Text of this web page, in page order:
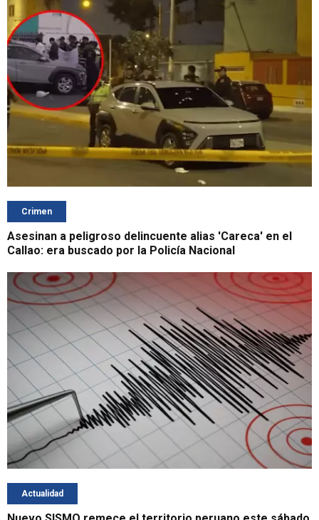
Crimen
Asesinan a peligroso delincuente alias 'Careca' en el
Callao: era buscado por la Policía Nacional
Actualidad